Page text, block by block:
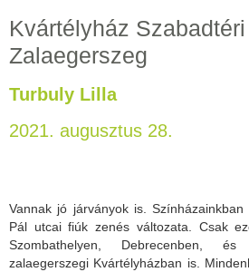
Kvártélyház
Zalaegerszeg
Turbuly Lilla
2021. augusztus 28.
Vannak jó járványok is. Színházainkban
Pál utcai fiúk zenés változata. Csak
Szombathelyen, Debrecenben,
zalaegerszegi Kvártélyházban is.